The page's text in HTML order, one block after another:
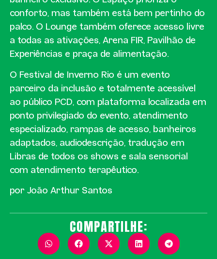
conforto, mas também está bem pertinho do
palco. O Lounge também oferece acesso livre
a todas as ativações, Arena FIR, Pavilhão de
Experiências e praça de alimentação.
O Festival de Inverno Rio é um evento
parceiro da inclusão e totalmente acessível
ao público PCD, com plataforma localizada em
ponto privilegiado do evento, atendimento
especializado, rampas de acesso, banheiros
adaptados, audiodescrição, tradução em
Libras de todos os shows e sala sensorial
com atendimento terapêutico.
por João Arthur Santos
COMPARTILHE: